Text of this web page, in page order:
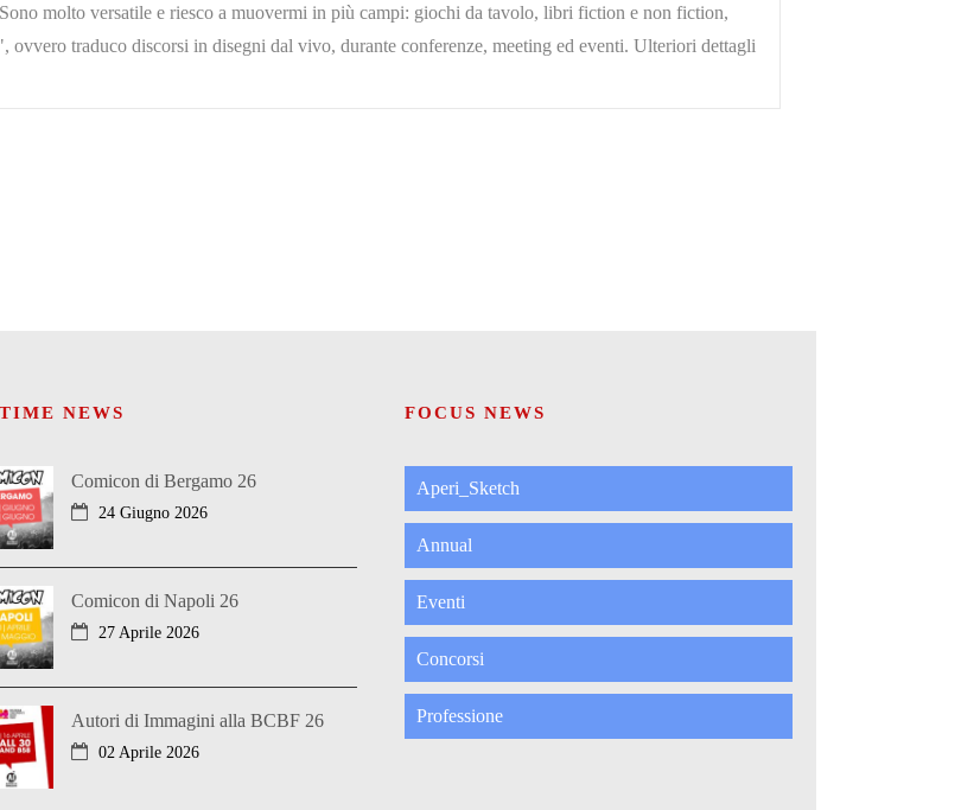
molto versatile e riesco a muovermi in più campi: giochi da tavolo, libri fiction e non fiction,
traduco discorsi in disegni dal vivo, durante conferenze, meeting ed eventi. Ulteriori dettagli
NEWS
Comicon di Bergamo 26
24 Giugno 2026
Comicon di Napoli 26
27 Aprile 2026
Autori di Immagini alla BCBF 26
02 Aprile 2026
FOCUS NEWS
Aperi_Sketch
Annual
Eventi
Concorsi
Professione